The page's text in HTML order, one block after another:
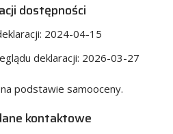
dostępności
2024-04-15
deklaracji: 2026-03-27
podstawie samooceny.
kontaktowe